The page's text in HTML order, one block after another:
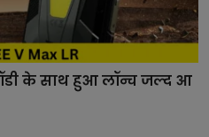
बॉडी के साथ हुआ लॉन्च जल्द आ